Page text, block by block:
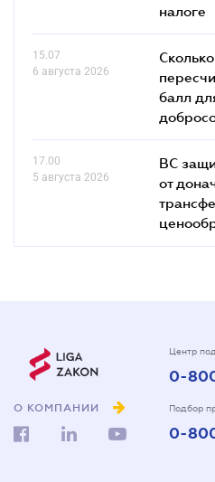
налоге
15.07
6 августа 2026
балл
17.00
5 августа 2026
ВС
от
О КОМПАНИИ
Центр
0-
Подбор
0-